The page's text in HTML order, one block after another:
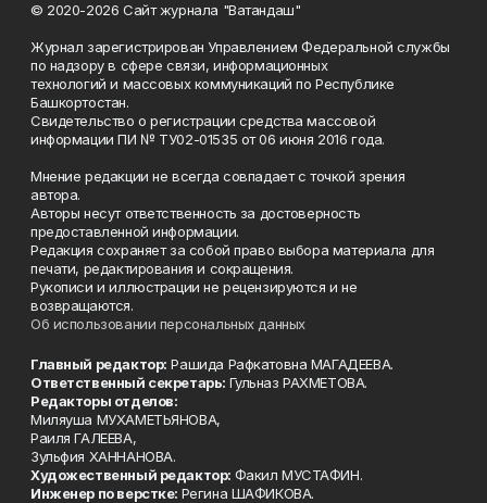
© 2020-2026 Сайт журнала "Ватандаш"
Журнал зарегистрирован Управлением Федеральной службы
по надзору в сфере связи, информационных
технологий и массовых коммуникаций по Республике
Башкортостан.
Свидетельство о регистрации средства массовой
информации ПИ № ТУ02-01535 от 06 июня 2016 года.
Мнение редакции не всегда совпадает с точкой зрения
автора.
Авторы несут ответственность за достоверность
предоставленной информации.
Редакция сохраняет за собой право выбора материала для
печати, редактирования и сокращения.
Рукописи и иллюстрации не рецензируются и не
возвращаются.
Об использовании персональных данных
Главный редактор: Рашида Рафкатовна МАГАДЕЕВА.
Ответственный секретарь: Гульназ РАХМЕТОВА.
Редакторы отделов:
Миляуша МУХАМЕТЬЯНОВА,
Раиля ГАЛЕЕВА,
Зульфия ХАННАНОВА.
Художественный редактор: Факил МУСТАФИН.
Инженер по верстке: Регина ШАФИКОВА.